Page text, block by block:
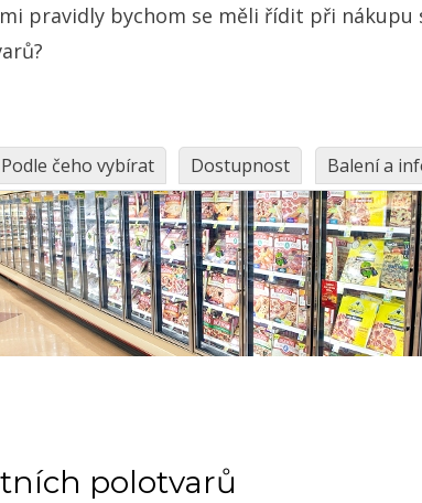
pravidly bychom se měli řídit při nákupu
Podle čeho vybírat Dostupnost Balení a
polotvarů